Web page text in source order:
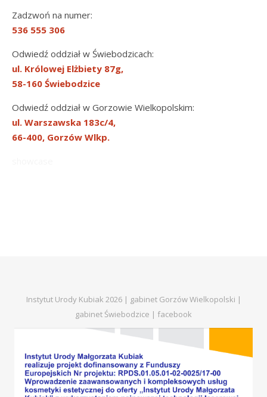
Zadzwoń na numer:
536 555 306
Odwiedź oddział w Świebodzicach:
ul. Królowej Elżbiety 87g,
58-160 Świebodzice
Odwiedź oddział w Gorzowie Wielkopolskim:
ul. Warszawska 183c/4,
66-400, Gorzów Wlkp.
Instytut Urody Kubiak 2026 | gabinet Gorzów Wielkopolski |
gabinet Świebodzice | facebook